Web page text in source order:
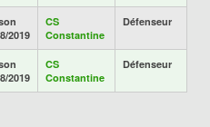
2019
CS
Constantine
Défenseur
2019
CS
Constantine
Défenseur